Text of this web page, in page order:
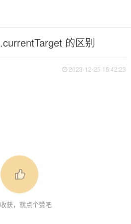
的区别
2023-12-25 15:42:23
获，就点个赞吧